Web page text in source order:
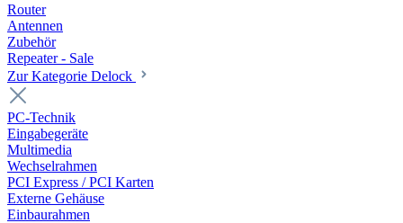
Router
Antennen
Zubehör
Repeater - Sale
Zur Kategorie Delock
PC-Technik
Eingabegeräte
Multimedia
Wechselrahmen
PCI Express / PCI Karten
Externe Gehäuse
Einbaurahmen